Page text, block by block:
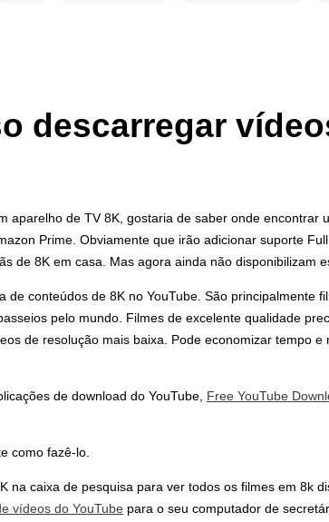
descarregar
aparelho de TV 8K, gostaria de saber onde encontrar
Prime. Obviamente que irão adicionar suporte
de 8K em casa. Mas agora ainda não disponibilizam
de conteúdos de 8K no YouTube. São principalmente
pelo mundo. Filmes de excelente qualidade
de resolução mais baixa. Pode economizar tempo e
de download do YouTube, Free YouTube
como fazê-lo.
na caixa de pesquisa para ver todos os filmes em 8k
vídeos do YouTube para o seu computador de